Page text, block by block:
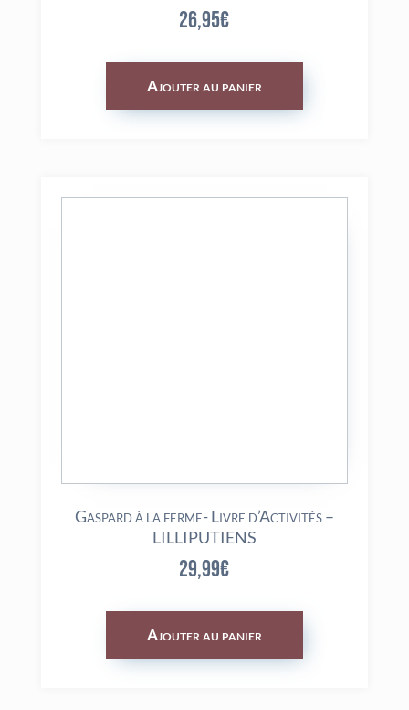
26,95€
Ajouter au panier
Gaspard à la ferme- Livre d’Activités –
LILLIPUTIENS
29,99€
Ajouter au panier